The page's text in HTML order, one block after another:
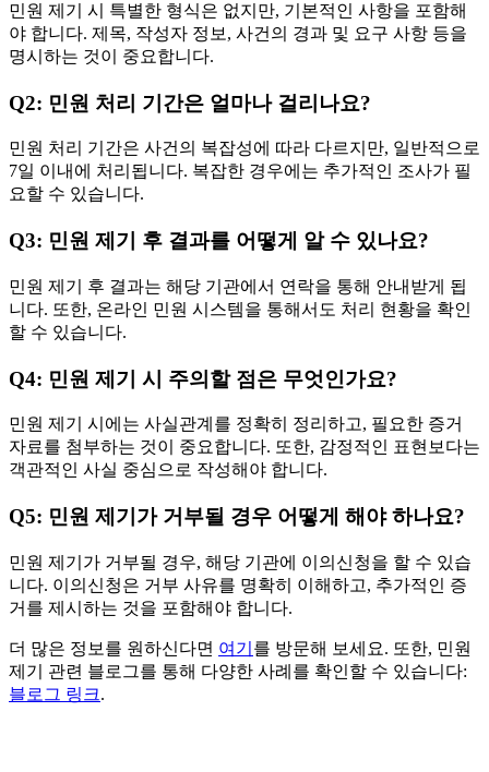
민원 제기 시 특별한 형식은 없지만, 기본적인 사항을 포함해
야 합니다. 제목, 작성자 정보, 사건의 경과 및 요구 사항 등을
명시하는 것이 중요합니다.
Q2: 민원 처리 기간은 얼마나 걸리나요?
민원 처리 기간은 사건의 복잡성에 따라 다르지만, 일반적으로
7일 이내에 처리됩니다. 복잡한 경우에는 추가적인 조사가 필
요할 수 있습니다.
Q3: 민원 제기 후 결과를 어떻게 알 수 있나요?
민원 제기 후 결과는 해당 기관에서 연락을 통해 안내받게 됩
니다. 또한, 온라인 민원 시스템을 통해서도 처리 현황을 확인
할 수 있습니다.
Q4: 민원 제기 시 주의할 점은 무엇인가요?
민원 제기 시에는 사실관계를 정확히 정리하고, 필요한 증거
자료를 첨부하는 것이 중요합니다. 또한, 감정적인 표현보다는
객관적인 사실 중심으로 작성해야 합니다.
Q5: 민원 제기가 거부될 경우 어떻게 해야 하나요?
민원 제기가 거부될 경우, 해당 기관에 이의신청을 할 수 있습
니다. 이의신청은 거부 사유를 명확히 이해하고, 추가적인 증
거를 제시하는 것을 포함해야 합니다.
더 많은 정보를 원하신다면 여기 를 방문해 보세요. 또한, 민원
제기 관련 블로그를 통해 다양한 사례를 확인할 수 있습니다:
블로그 링크.